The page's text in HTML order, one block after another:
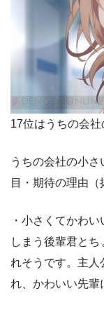
17位はうちの会
うちの会社の小
目・期待の理由（
・小さくてかわ
しまう後輩君と
れそうです。主人
れ、かわいい先輩